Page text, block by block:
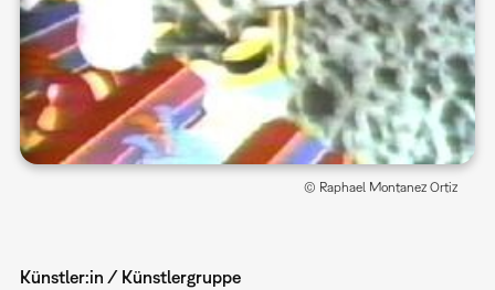
© Raphael Montanez Ortiz
Künstler:in / Künstlergruppe